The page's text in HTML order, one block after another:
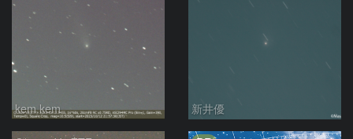
kem.kem 新井優